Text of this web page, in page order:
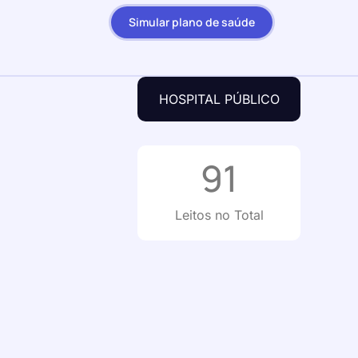
Simular plano de saúde
HOSPITAL PÚBLICO
Leitos no Total
91